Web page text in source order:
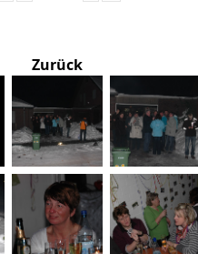
Zurück